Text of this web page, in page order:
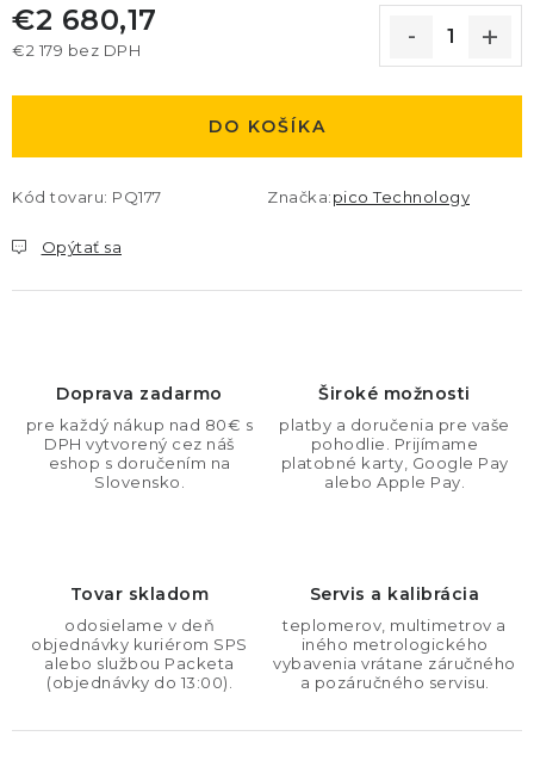
€2 680,17
€2 179 bez DPH
DO KOŠÍKA
Kód tovaru: PQ177 Značka:pico Technology
Opýtať sa
Doprava zadarmo
pre každý nákup nad 80€ s
DPH vytvorený cez náš
eshop s doručením na
Slovensko.
Široké možnosti
platby a doručenia pre vaše
pohodlie. Prijímame
platobné karty, Google Pay
alebo Apple Pay.
Tovar skladom
odosielame v deň
objednávky kuriérom SPS
alebo službou Packeta
(objednávky do 13:00).
Servis a kalibrácia
teplomerov, multimetrov a
iného metrologického
vybavenia vrátane záručného
a pozáručného servisu.